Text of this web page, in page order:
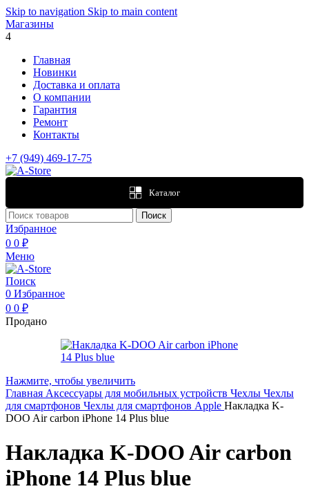
Skip to navigation Skip to main content
Магазины
4
Главная
Новинки
Доставка и оплата
О компании
Гарантия
Ремонт
Контакты
+7 (949) 469-17-75
Каталог
Поиск
Избранное
0 0 ₽
Меню
Поиск
0 Избранное
0 0 ₽
Продано
Нажмите, чтобы увеличить
Главная Аксессуары для мобильных устройств Чехлы Чехлы
для смартфонов Чехлы для смартфонов Apple Накладка K-
DOO Air carbon iPhone 14 Plus blue
Накладка K-DOO Air carbon
iPhone 14 Plus blue